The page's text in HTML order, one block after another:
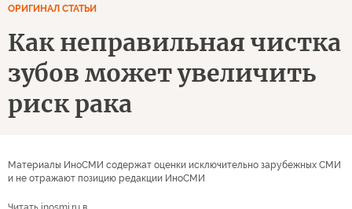
ОРИГИНАЛ СТАТЬИ
Как неправильная чистка
зубов может увеличить
риск рака
Материалы ИноСМИ содержат оценки исключительно зарубежных СМИ
и не отражают позицию редакции ИноСМИ